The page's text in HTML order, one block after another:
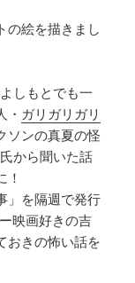
の絵を描きまし
しもとでも一
・ ガリガリガリ
ソンの真夏の怪
から聞いた話
！
」を隔週で発行
映画好きの吉
おきの怖い話を